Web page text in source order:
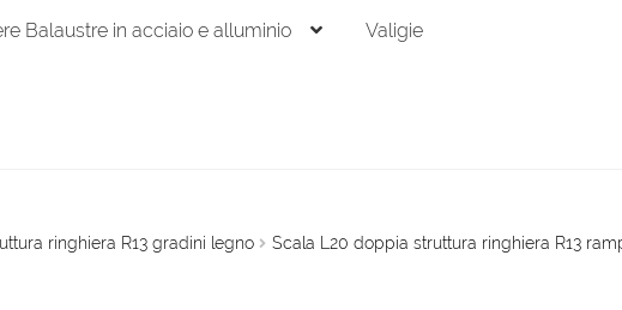
Balaustre in acciaio e alluminio Valigie
ringhiera R13 gradini legno Scala L20 doppia struttura ringhiera R13